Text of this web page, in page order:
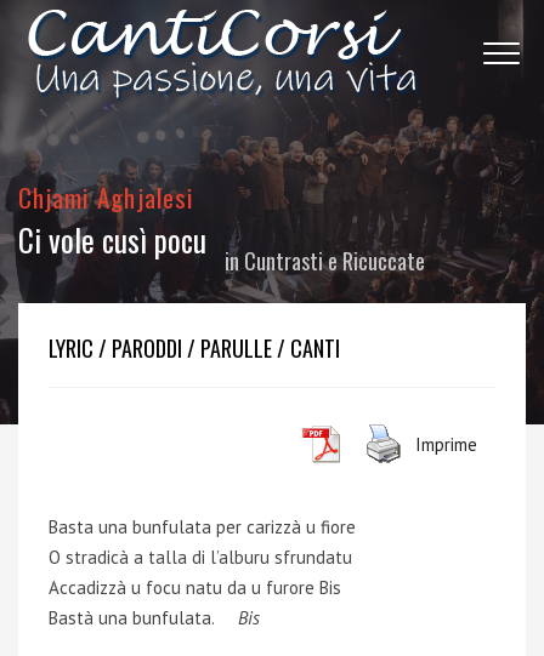
Chjami Aghjalesi
Ci vole cusì pocu inCuntrasti e Ricuccate
LYRIC / PARODDI / PARULLE / CANTI
Imprime
Basta una bunfulata per carizzà u fiore
O stradicà a talla di l’alburu sfrundatu
Accadizzà u focu natu da u furore Bis
Bastà una bunfulata. Bis